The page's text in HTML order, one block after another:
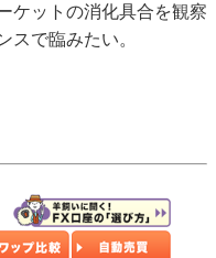
ケットの消化具合を観察
スで臨みたい。